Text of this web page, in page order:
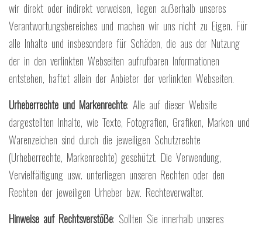
wir direkt oder indirekt verweisen, liegen außerhalb unseres
Verantwortungsbereiches und machen wir uns nicht zu Eigen. Für
alle Inhalte und insbesondere für Schäden, die aus der Nutzung
der in den verlinkten Webseiten aufrufbaren Informationen
entstehen, haftet allein der Anbieter der verlinkten Webseiten.
Urheberrechte und Markenrechte: Alle auf dieser Website
dargestellten Inhalte, wie Texte, Fotografien, Grafiken, Marken und
Warenzeichen sind durch die jeweiligen Schutzrechte
(Urheberrechte, Markenrechte) geschützt. Die Verwendung,
Vervielfältigung usw. unterliegen unseren Rechten oder den
Rechten der jeweiligen Urheber bzw. Rechteverwalter.
Hinweise auf Rechtsverstöße: Sollten Sie innerhalb unseres